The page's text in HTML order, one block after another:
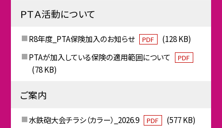
ＰＴＡ活動について
R8年度_PTA保険加入のお知らせ PDF
(128 KB)
PTAが加入している保険の適用範囲について
PDF
(78 KB)
ご案内
水鉄砲大会チラシ（カラー）_2026.9 PDF (577 KB)